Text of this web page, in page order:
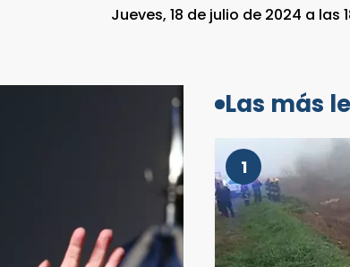
Jueves, 18 de julio de 2024 a las
Las más
1